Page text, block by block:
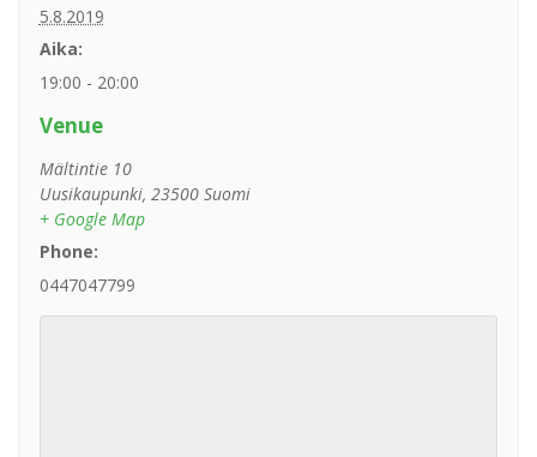
5.8.2019
Aika:
19:00 - 20:00
Venue
Mältintie 10
Uusikaupunki, 23500 Suomi
+ Google Map
Phone:
0447047799